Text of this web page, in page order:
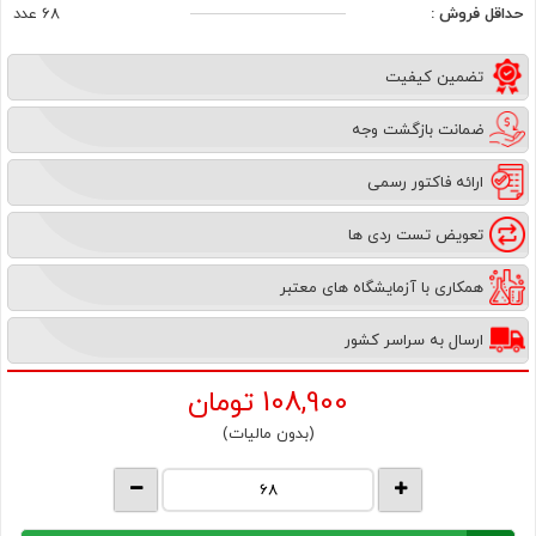
حداقل فروش : 68 عدد
تضمین کیفیت
ضمانت بازگشت وجه
ارائه فاکتور رسمی
تعویض تست ردی ها
همکاری با آزمایشگاه های معتبر
ارسال به سراسر کشور
108,900 تومان
(بدون مالیات)